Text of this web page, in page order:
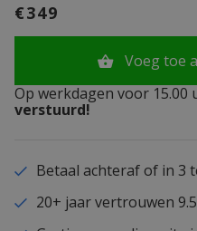
€349
Voeg toe
Op werkdagen voor 15.00
verstuurd!
Betaal achteraf of in 3
20+ jaar vertrouwen 9.5/